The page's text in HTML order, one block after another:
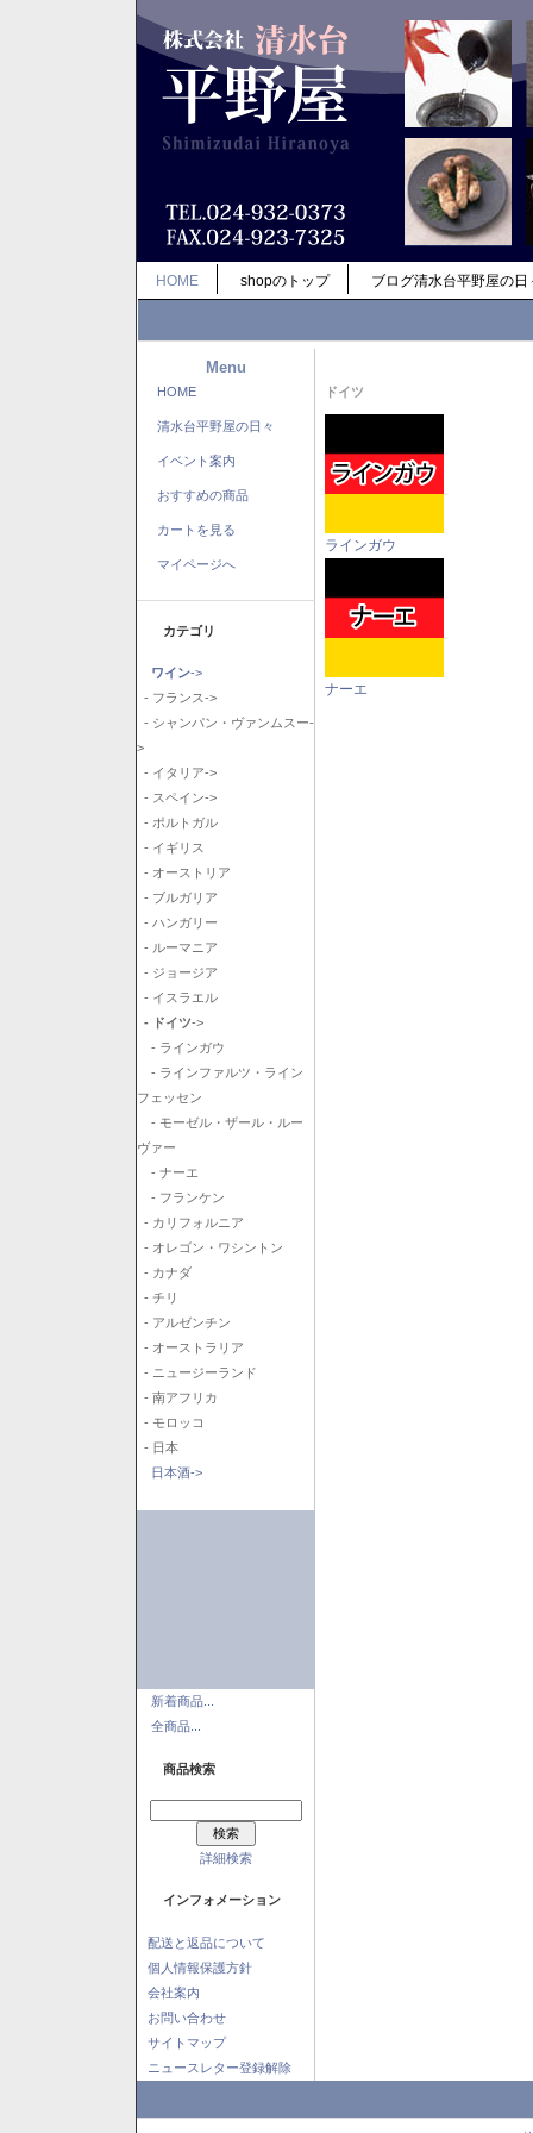
HOME shopのトップ ブログ清水台平野屋の日
Menu
HOME
清水台平野屋の日々
イベント案内
おすすめの商品
カートを見る
マイページへ
カテゴリ
ワイン->
- フランス->
- シャンパン・ヴァンムスー-
>
- イタリア->
- スペイン->
- ポルトガル
- イギリス
- オーストリア
- ブルガリア
- ハンガリー
- ルーマニア
- ジョージア
- イスラエル
- ドイツ->
- ラインガウ
- ラインファルツ・ライン
フェッセン
- モーゼル・ザール・ルー
ヴァー
- ナーエ
- フランケン
- カリフォルニア
- オレゴン・ワシントン
- カナダ
- チリ
- アルゼンチン
- オーストラリア
- ニュージーランド
- 南アフリカ
- モロッコ
- 日本
日本酒->
新着商品...
全商品...
商品検索
詳細検索
インフォメーション
配送と返品について
個人情報保護方針
会社案内
お問い合わせ
サイトマップ
ニュースレター登録解除
ドイツ
ラインガウ
ナーエ